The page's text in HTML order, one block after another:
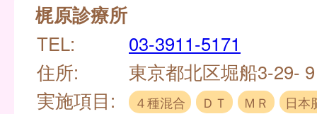
梶原診療所
TEL:
03-3911-5171
住所:
東京都北区堀船3-29-
実施項目:
４種混合 ＤＴ ＭＲ
日本